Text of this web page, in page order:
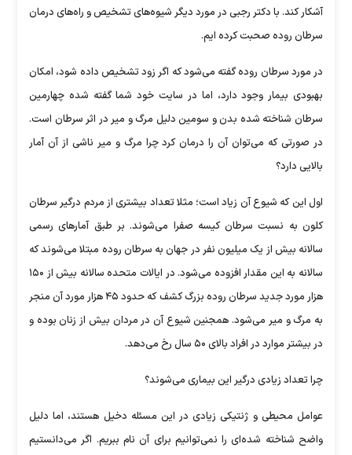
آشکار کند. با دکتر رجبی در مورد دیگر شیوه‌های تشخیص و راه‌های درمان
سرطان روده صحبت کرده ایم.
در مورد سرطان روده گفته می‌شود که اگر زود تشخیص داده شود، امکان
بهبودی بیمار وجود دارد، اما در سایت خود شما گفته شده چهارمین
سرطان شناخته شده بدن و سومین دلیل مرگ و میر در اثر سرطان است.
در صورتی که می‌توان آن را درمان کرد چرا مرگ و میر ناشی از آن آمار
بالایی دارد؟
اول این که شیوع آن زیاد است؛ مثلا تعداد بیشتری از مردم درگیر سرطان
کلون به نسبت سرطان کیسه صفرا می‌شوند. بر طبق آمار‌های رسمی
سالانه بیش از یک میلیون نفر در جهان به سرطان روده مبتلا می‌شوند که
سالانه به این مقدار افزوده می‌شود. در ایالات متحده سالانه بیش از ۱۵۰
هزار مورد جدید سرطان روده بزرگ کشف که حدود ۴۵ هزار مورد آن منجر
به مرگ و میر می‌شود. همجنین شیوع آن در مردان بیش از زنان بوده و
در بیشتر موارد در افراد بالای ۵۰ سال رخ می‌دهد.
چرا تعداد زیادی درگیر این بیماری می‌شوند؟
عوامل محیطی و ژنتیکی زیادی در این مسئله دخیل هستند، اما دلیل
واضح شناخته شده‌ای را نمی‌توانیم برای آن نام ببریم. اگر می‌دانستیم